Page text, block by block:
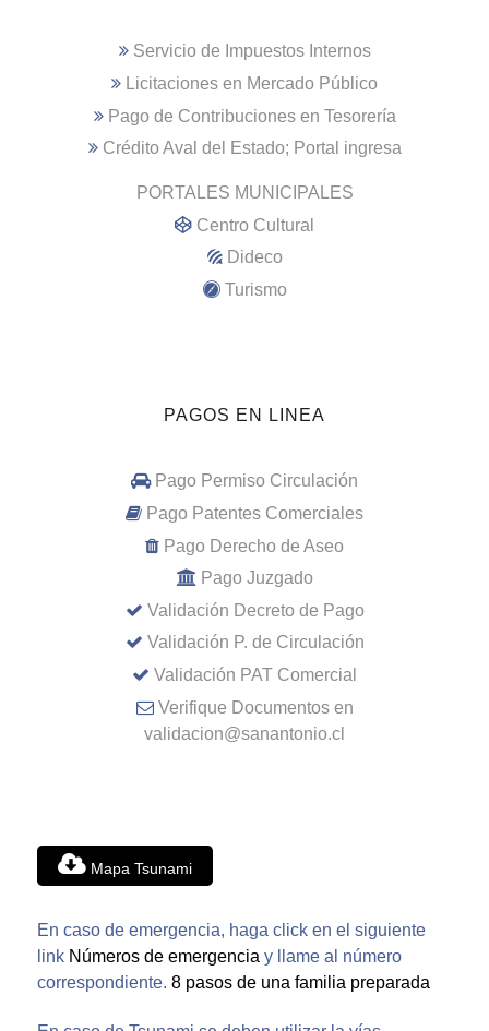
Servicio de Impuestos Internos
Licitaciones en Mercado Público
Pago de Contribuciones en Tesorería
Crédito Aval del Estado; Portal ingresa
PORTALES MUNICIPALES
Centro Cultural
Dideco
Turismo
PAGOS EN LINEA
Pago Permiso Circulación
Pago Patentes Comerciales
Pago Derecho de Aseo
Pago Juzgado
Validación Decreto de Pago
Validación P. de Circulación
Validación PAT Comercial
Verifique Documentos en
validacion@sanantonio.cl
Mapa Tsunami
En caso de emergencia, haga click en el siguiente
link Números de emergencia y llame al número
correspondiente. 8 pasos de una familia preparada